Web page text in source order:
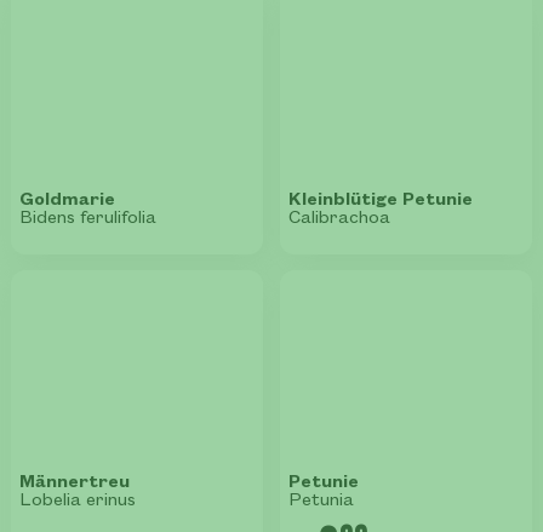
Goldmarie
Bidens ferulifolia
Kleinblütige Petunie
Calibrachoa
Männertreu
Lobelia erinus
Petunie
Petunia